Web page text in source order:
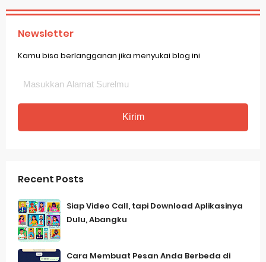
Newsletter
Kamu bisa berlangganan jika menyukai blog ini
Recent Posts
Siap Video Call, tapi Download Aplikasinya
Dulu, Abangku
Cara Membuat Pesan Anda Berbeda di